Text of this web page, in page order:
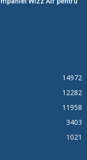
14972
12282
11958
3403
1021